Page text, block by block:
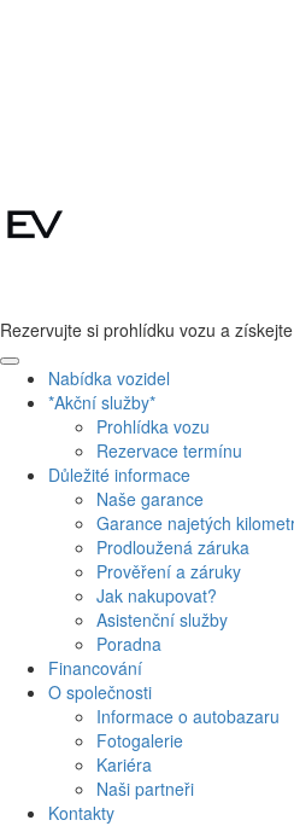
Rezervujte si prohlídku vozu a získejte
Nabídka vozidel
*Akční služby*
Prohlídka vozu
Rezervace termínu
Důležité informace
Naše garance
Garance najetých
Prodloužená záruka
Prověření a záruky
Jak nakupovat?
Asistenční služby
Poradna
Financování
O společnosti
Informace o autobazaru
Fotogalerie
Kariéra
Naši partneři
Kontakty